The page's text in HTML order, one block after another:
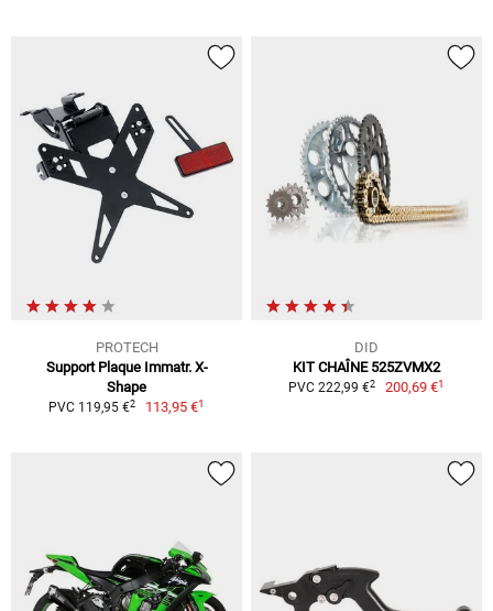
PROTECH
Support Plaque Immatr. X-
Shape
PVC 119,95 €2 113,95 €1
DID
KIT CHAÎNE 525ZVMX2
PVC 222,99 €2 200,69 €1